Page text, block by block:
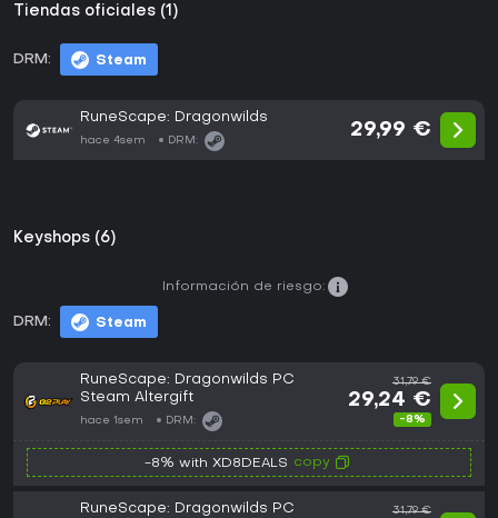
Tiendas oficiales (1)
DRM: Steam
RuneScape: Dragonwilds
hace 4sem DRM:
29,99 €
Keyshops (6)
DRM: Steam
Información de riesgo:
RuneScape: Dragonwilds PC
Steam Altergift
hace 1sem DRM:
31,79 €
29,24 €
-8%
-8% with XD8DEALS copy
RuneScape: Dragonwilds PC
31,79 €